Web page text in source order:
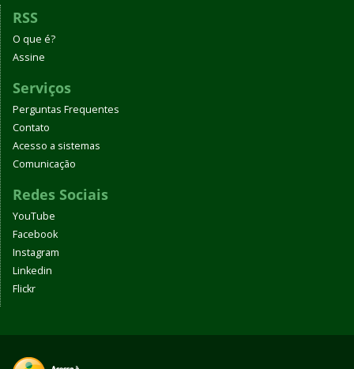
RSS
O que é?
Assine
Serviços
Perguntas Frequentes
Contato
Acesso a sistemas
Comunicação
Redes Sociais
YouTube
Facebook
Instagram
Linkedin
Flickr